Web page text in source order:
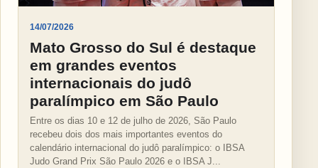
14/07/2026
Mato Grosso do Sul é destaque
em grandes eventos
internacionais do judô
paralímpico em São Paulo
Entre os dias 10 e 12 de julho de 2026, São Paulo
recebeu dois dos mais importantes eventos do
calendário internacional do judô paralímpico: o IBSA
Judo Grand Prix São Paulo 2026 e o IBSA J...